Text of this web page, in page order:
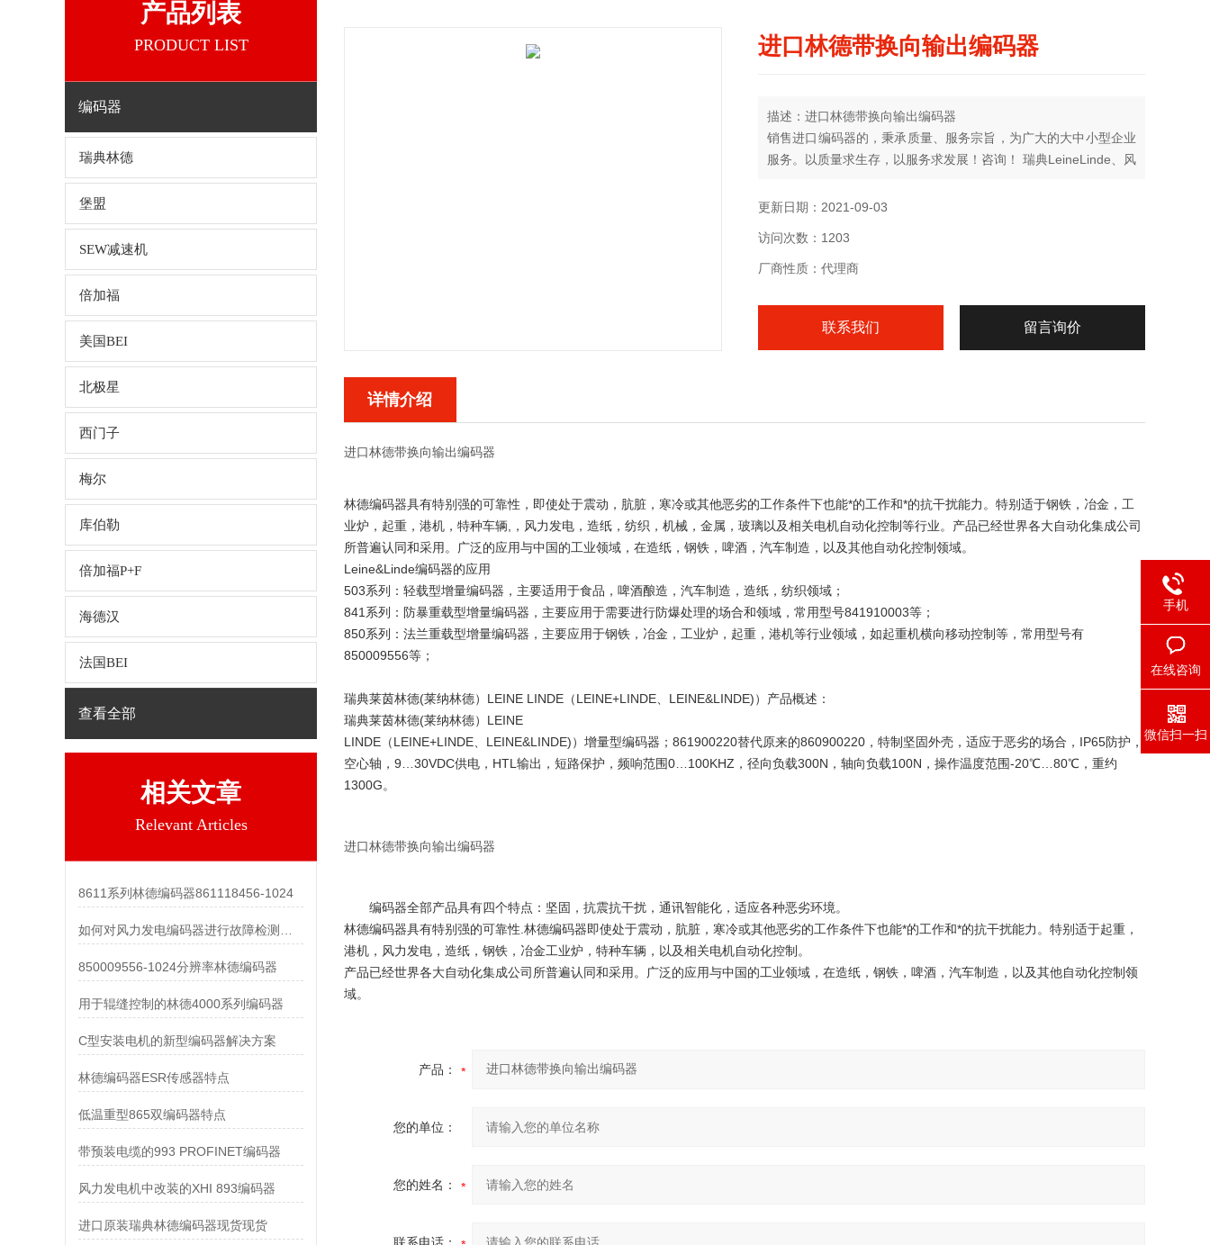
产品列表
PRODUCT LIST
编码器
瑞典林德
堡盟
SEW减速机
倍加福
美国BEI
北极星
西门子
梅尔
库伯勒
倍加福P+F
海德汉
法国BEI
查看全部
相关文章
Relevant Articles
8611系列林德编码器861118456-1024
850009556-1024分辨率林德编码器
用于辊缝控制的林德4000系列编码器
C型安装电机的新型编码器解决方案
林德编码器ESR传感器特点
低温重型865双编码器特点
带预装电缆的993 PROFINET编码器
风力发电机中改装的XHI 893编码器
进口原装瑞典林德编码器现货现货
进口林德带换向输出编码器
描述：进口林德带换向输出编码器
销售进口编码器的，秉承质量、服务宗旨，为广大的大中小型企业
服务。以质量求生存，以服务求发展！咨询！ 瑞典LeineLinde、风
leine&amp;amp;amp;amp;amp;amp;linde传感器
更新日期：2021-09-03
访问次数：1203
厂商性质：代理商
联系我们 留言询价
详情介绍
进口林德带换向输出编码器
林德编码器具有特别强的可靠性，即使处于震动，肮脏，寒冷或其他恶劣的工作条件下也能*的工作和*的抗干扰能力。特别适于钢铁，冶金，工
业炉，起重，港机，特种车辆,，风力发电，造纸，纺织，机械，金属，玻璃以及相关电机自动化控制等行业。产品已经世界各大自动化集成公司
所普遍认同和采用。广泛的应用与中国的工业领域，在造纸，钢铁，啤酒，汽车制造，以及其他自动化控制领域。
Leine&Linde编码器的应用
503系列：轻载型增量编码器，主要适用于食品，啤酒酿造，汽车制造，造纸，纺织领域；
841系列：防暴重载型增量编码器，主要应用于需要进行防爆处理的场合和领域，常用型号841910003等；
850系列：法兰重载型增量编码器，主要应用于钢铁，冶金，工业炉，起重，港机等行业领域，如起重机横向移动控制等，常用型号有
850009556等；
瑞典莱茵林德(莱纳林德）LEINE LINDE（LEINE+LINDE、LEINE&LINDE)）产品概述：
瑞典莱茵林德(莱纳林德）LEINE
LINDE（LEINE+LINDE、LEINE&LINDE)）增量型编码器；861900220替代原来的860900220，特制坚固外壳，适应于恶劣的场合，IP65防护，
空心轴，9…30VDC供电，HTL输出，短路保护，频响范围0…100KHZ，径向负载300N，轴向负载100N，操作温度范围-20℃…80℃，重约
1300G。
进口林德带换向输出编码器
编码器全部产品具有四个特点：坚固，抗震抗干扰，通讯智能化，适应各种恶劣环境。
林德编码器具有特别强的可靠性.林德编码器即使处于震动，肮脏，寒冷或其他恶劣的工作条件下也能*的工作和*的抗干扰能力。特别适于起重，
港机，风力发电，造纸，钢铁，冶金工业炉，特种车辆，以及相关电机自动化控制。
产品已经世界各大自动化集成公司所普遍认同和采用。广泛的应用与中国的工业领域，在造纸，钢铁，啤酒，汽车制造，以及其他自动化控制领
域。
产品：
您的单位：
您的姓名：
手机
在线咨询
微信扫一扫